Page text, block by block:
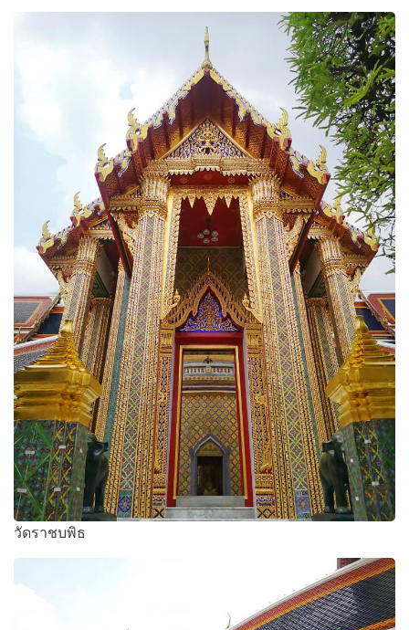
วัดราชบพิธ